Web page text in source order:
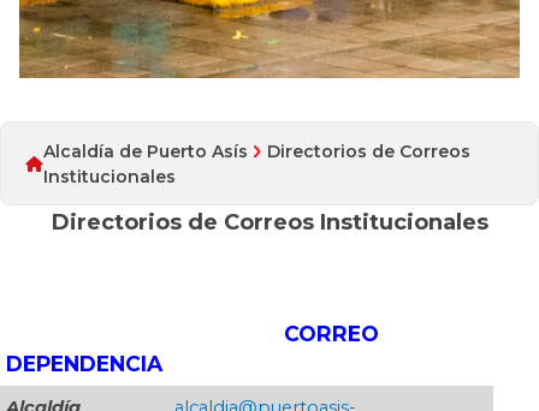
Alcaldía de Puerto Asís
Directorios de Correos
Institucionales
Directorios de Correos Institucionales
DEPENDENCIA
​CORREO